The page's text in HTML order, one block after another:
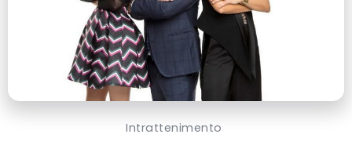
Intrattenimento